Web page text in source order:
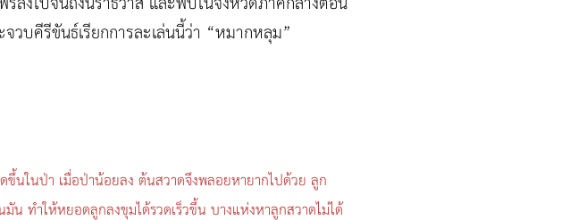
วบคีรีขันธ์เรียกการละเล่นนี้ว่า “หมากหลุม”
นในป่า เมื่อป่าน้อยลง ต้นสวาดจึงพลอยหายากไปด้วย ลูก
ทำให้หยอดลูกลงขุมได้รวดเร็วขึ้น บางแห่งหาลูกสวาดไม่ได้